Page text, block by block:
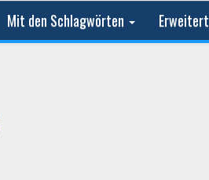
Mit den Schlagwörten Erweitert